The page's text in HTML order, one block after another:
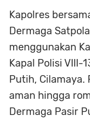
Kapolres
Dermaga
menggunakan
Kapal Polisi VIII-
Putih, Cilamaya.
aman hingga
Dermaga Pasir